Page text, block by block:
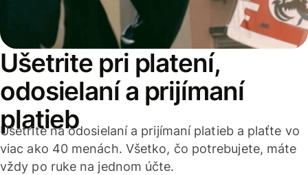
Ušetrite pri platení,
odosielaní a prijímaní
platieb
Ušetrite na odosielaní a prijímaní platieb a plaťte vo
viac ako 40 menách. Všetko, čo potrebujete, máte
vždy po ruke na jednom účte.